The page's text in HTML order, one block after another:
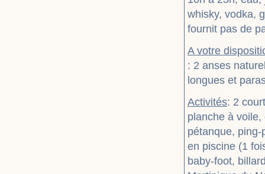
whisky, vodka,
fournit pas de
A votre
: 2 anses
longues et
Activités: 2
planche à
pétanque,
en piscine (1
baby-foot,